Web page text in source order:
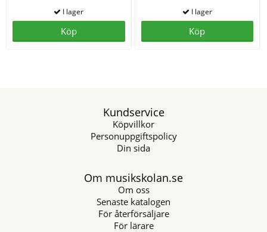
Köp Köp
Kundservice
Köpvillkor
Personuppgiftspolicy
Din sida
Om musikskolan.se
Om oss
Senaste katalogen
För återförsäljare
För lärare